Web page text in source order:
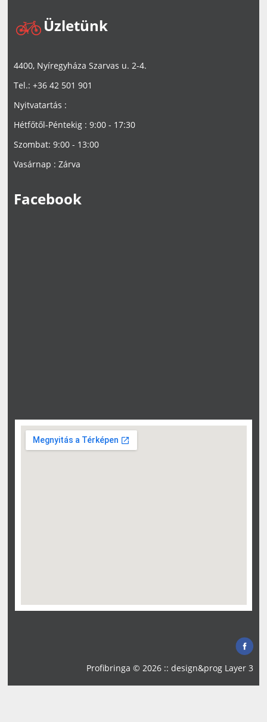
Üzletünk
4400, Nyíregyháza Szarvas u. 2-4.
Tel.: +36 42 501 901
Nyitvatartás :
Hétfőtől-Péntekig : 9:00 - 17:30
Szombat: 9:00 - 13:00
Vasárnap : Zárva
Facebook
Profibringa © 2026 :: design&prog Layer 3